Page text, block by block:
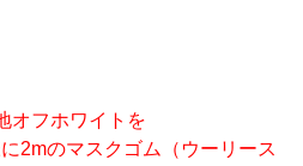
オフホワイトを
2mのマスクゴム（ウーリース